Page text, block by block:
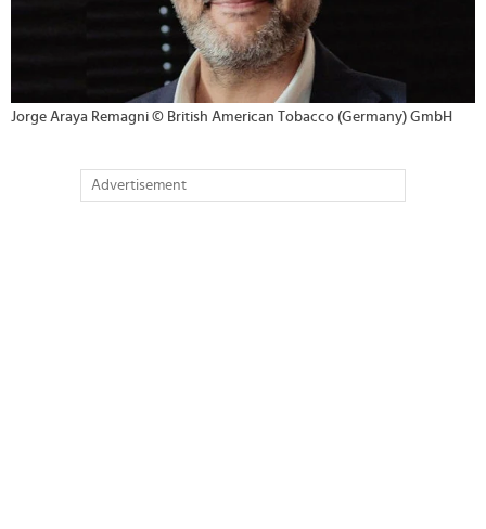
Jorge Araya Remagni © British American Tobacco (Germany) GmbH
Advertisement